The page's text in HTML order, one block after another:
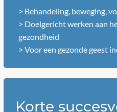
> Behandeling, beweging,
> Doelgericht werken aan
gezondheid
> Voor een gezonde geest